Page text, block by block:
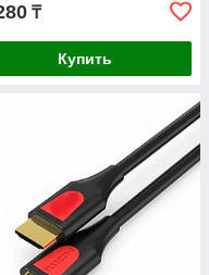
₸
Купить